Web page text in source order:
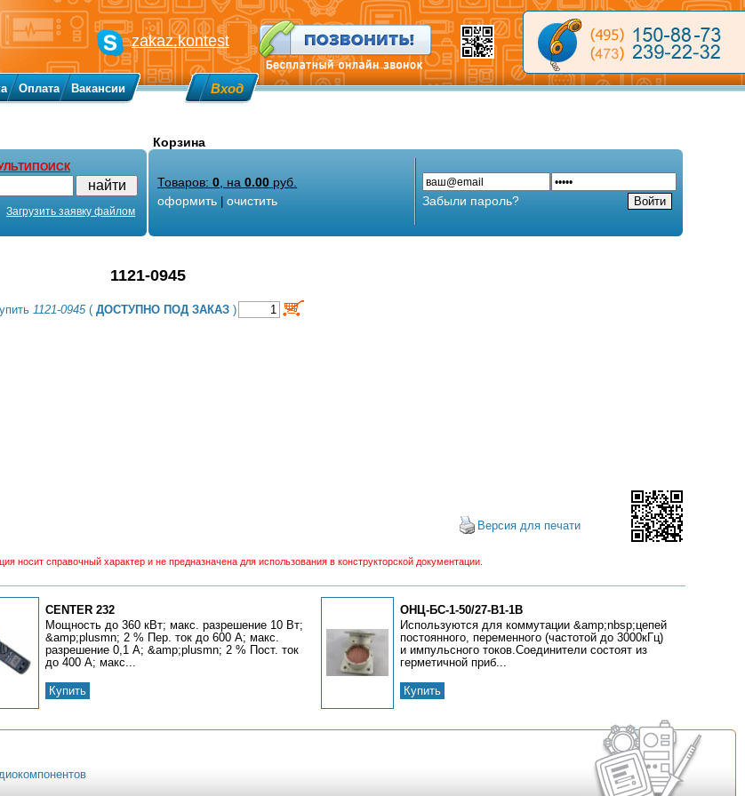
1121-0945
1121-0945(ДОСТУПНО ПОД ЗАКАЗ )
Версия для печати
носит справочный характер и не предназначена для использования в конструкторской документации.
CENTER 232
Мощность до 360 кВт; макс. разрешение 10 Вт;
&amp;plusmn; 2 % Пер. ток до 600 А; макс.
разрешение 0,1 А; &amp;plusmn; 2 % Пост. ток
до 400 А; макс...
Купить
ОНЦ-БС-1-50/27-В1-1В
Используются для коммутации &amp;nbsp;цепей
постоянного, переменного (частотой до 3000кГц)
и импульсного токов.Соединители состоят из
герметичной приб...
Купить
zakaz.kontest
Оплата Вакансии Вход
Загрузить заявку файлом
Корзина
Товаров:0 , на0.00 руб.
оформить |очистить Забыли пароль?